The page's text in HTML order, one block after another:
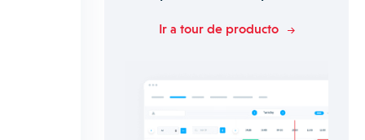
Ir a tour de producto